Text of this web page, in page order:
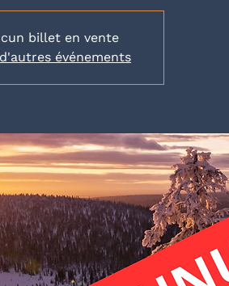
billet en vente
événements